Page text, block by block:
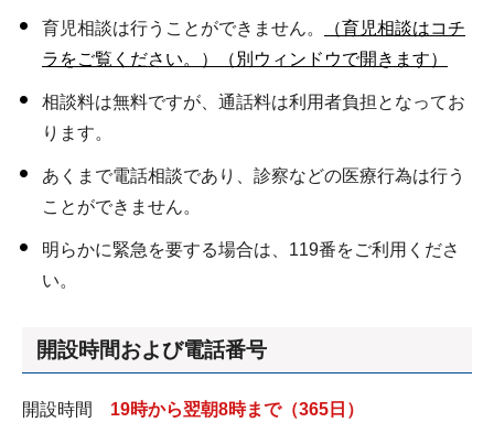
育児相談は行うことができません。
（育児相談はコチ
ラをご覧ください。）（別ウィンドウで開きます）
相談料は無料ですが、通話料は利用者負担となってお
ります。
あくまで電話相談であり、診察などの医療行為は行う
ことができません。
明らかに緊急を要する場合は、119番をご利用くださ
い。
開設時間および電話番号
開設時間 19時から翌朝8時まで（365日）